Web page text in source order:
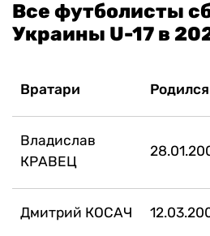
Все футболисты
Украины U-17 в
Вратари Родился
Владислав
КРАВЕЦ
Дмитрий КОСАЧ